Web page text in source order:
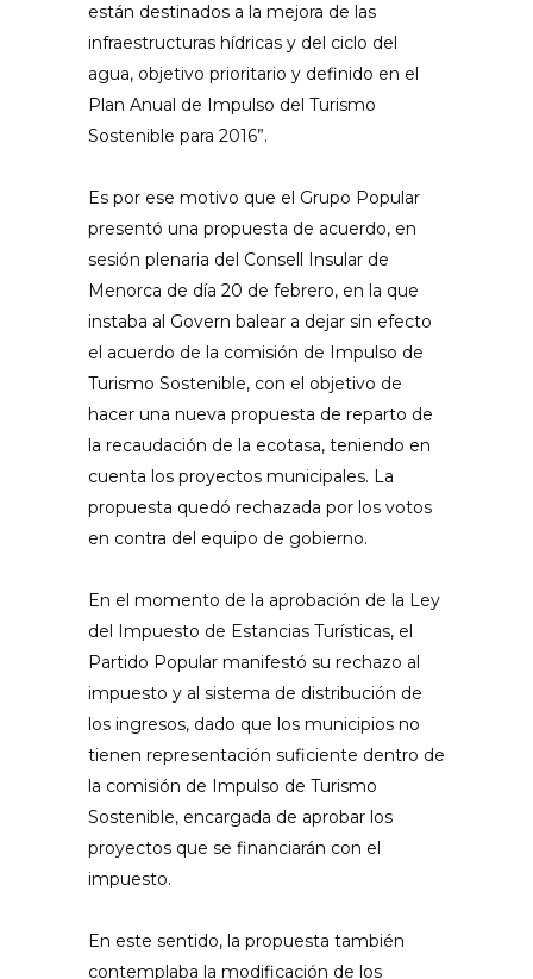
están destinados a la mejora de las
infraestructuras hídricas y del ciclo del
agua, objetivo prioritario y definido en el
Plan Anual de Impulso del Turismo
Sostenible para 2016”.
Es por ese motivo que el Grupo Popular
presentó una propuesta de acuerdo, en
sesión plenaria del Consell Insular de
Menorca de día 20 de febrero, en la que
instaba al Govern balear a dejar sin efecto
el acuerdo de la comisión de Impulso de
Turismo Sostenible, con el objetivo de
hacer una nueva propuesta de reparto de
la recaudación de la ecotasa, teniendo en
cuenta los proyectos municipales. La
propuesta quedó rechazada por los votos
en contra del equipo de gobierno.
En el momento de la aprobación de la Ley
del Impuesto de Estancias Turísticas, el
Partido Popular manifestó su rechazo al
impuesto y al sistema de distribución de
los ingresos, dado que los municipios no
tienen representación suficiente dentro de
la comisión de Impulso de Turismo
Sostenible, encargada de aprobar los
proyectos que se financiarán con el
impuesto.
En este sentido, la propuesta también
contemplaba la modificación de los